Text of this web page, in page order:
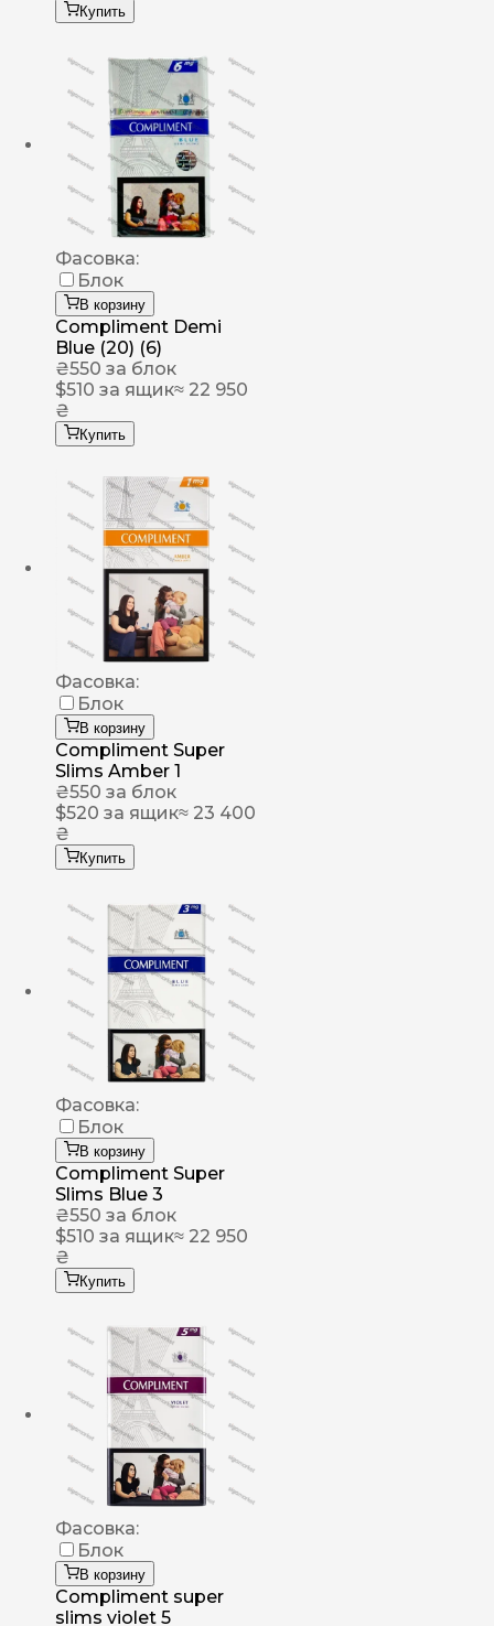
Купить
Фасовка:
Блок
В корзину
Compliment Demi
Blue (20) (6)
₴550 за блок
$510 за ящик≈ 22 950
₴
Купить
Фасовка:
Блок
В корзину
Compliment Super
Slims Amber 1
₴550 за блок
$520 за ящик≈ 23 400
₴
Купить
Фасовка:
Блок
В корзину
Compliment Super
Slims Blue 3
₴550 за блок
$510 за ящик≈ 22 950
₴
Купить
Фасовка:
Блок
В корзину
Compliment super
slims violet 5